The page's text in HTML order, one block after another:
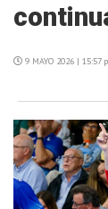
9 MAYO 2026 |